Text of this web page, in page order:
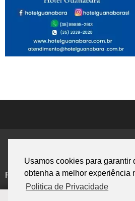
Usamos cookies para garantir
obtenha a melhor experiência
Politica de Privacidade
Politica de Privacidade